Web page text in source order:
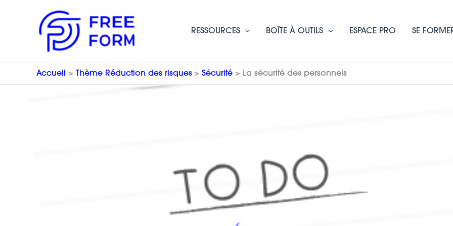
RESSOURCES BOÎTE À OUTILS ESPACE PRO SE
Accueil Thème Réduction des risques Sécurité La sécurité des personnels